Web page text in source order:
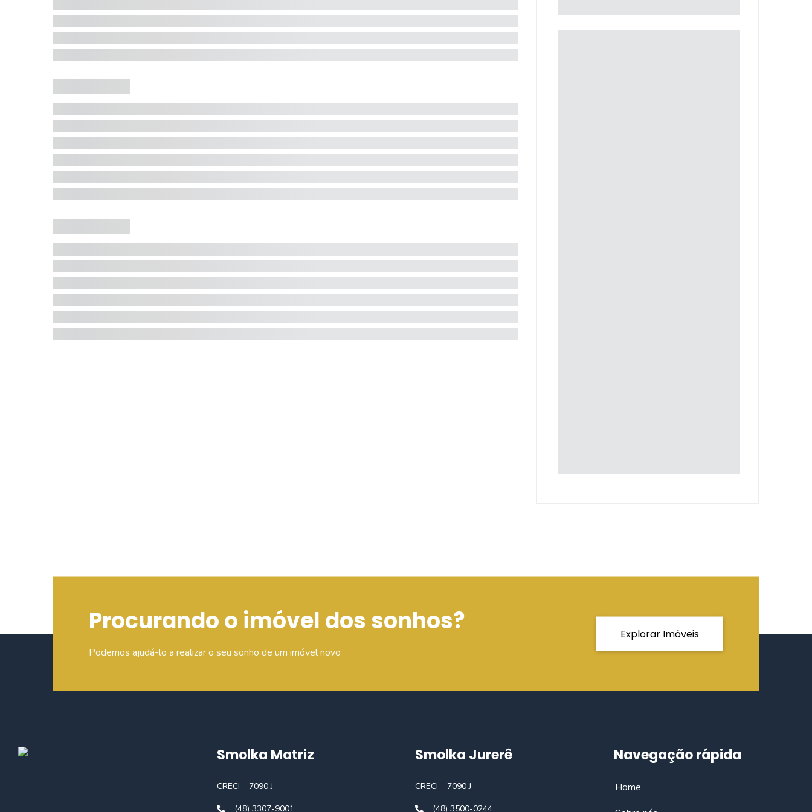
Procurando o imóvel dos sonhos?
Podemos ajudá-lo a realizar o seu sonho de um imóvel novo
Explorar Imóveis
Smolka Matriz
CRECI
7090 J
(48) 3307-9001
Smolka Jurerê
CRECI
7090 J
(48) 3500-0244
Navegação rápida
Home